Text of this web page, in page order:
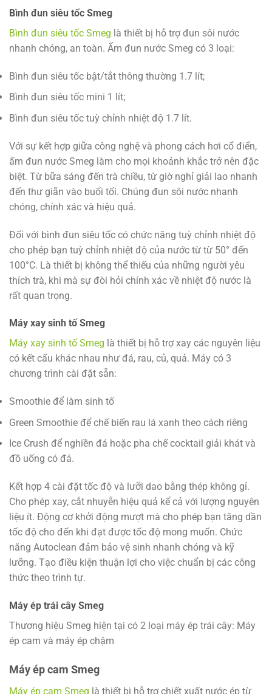
Bình đun siêu tốc Smeg
Bình đun siêu tốc Smeg là thiết bị hỗ trợ đun sôi nước
nhanh chóng, an toàn. Ấm đun nước Smeg có 3 loại:
Bình đun siêu tốc bật/tắt thông thường 1.7 lít;
Bình đun siêu tốc mini 1 lít;
Bình đun siêu tốc tuỳ chỉnh nhiệt độ 1.7 lít.
Với sự kết hợp giữa công nghệ và phong cách hơi cổ điển,
ấm đun nước Smeg làm cho mọi khoảnh khắc trở nên đặc
biệt. Từ bữa sáng đến trà chiều, từ giờ nghỉ giải lao nhanh
đến thư giãn vào buổi tối. Chúng đun sôi nước nhanh
chóng, chính xác và hiệu quả.
Đối với bình đun siêu tốc có chức năng tuỳ chỉnh nhiệt độ
cho phép bạn tuỳ chỉnh nhiệt độ của nước từ từ 50° đến
100°C. Là thiết bị không thể thiếu của những người yêu
thích trà, khi mà sự đòi hỏi chính xác về nhiệt độ nước là
rất quan trọng.
Máy xay sinh tố Smeg
Máy xay sinh tố Smeg là thiết bị hỗ trợ xay các nguyên liệu
có kết cấu khác nhau như đá, rau, củ, quả. Máy có 3
chương trình cài đặt sẵn:
Smoothie để làm sinh tố
Green Smoothie để chế biến rau lá xanh theo cách riêng
Ice Crush để nghiền đá hoặc pha chế cocktail giải khát và
đồ uống có đá.
Kết hợp 4 cài đặt tốc độ và lưỡi dao bằng thép không gỉ.
Cho phép xay, cắt nhuyễn hiệu quả kể cả với lượng nguyên
liệu ít. Động cơ khởi động mượt mà cho phép bạn tăng dần
tốc độ cho đến khi đạt được tốc độ mong muốn. Chức
năng Autoclean đảm bảo vệ sinh nhanh chóng và kỹ
lưỡng. Tạo điều kiện thuận lợi cho việc chuẩn bị các công
thức theo trình tự.
Máy ép trái cây Smeg
Thương hiệu Smeg hiện tại có 2 loại máy ép trái cây: Máy
ép cam và máy ép chậm
Máy ép cam Smeg
Máy ép cam Smeg là thiết bị hỗ trợ chiết xuất nước ép từ